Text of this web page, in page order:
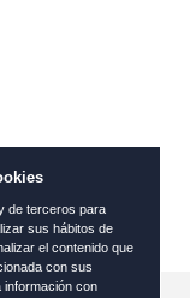
de terceros para
sus hábitos de
el contenido que
con sus
información con